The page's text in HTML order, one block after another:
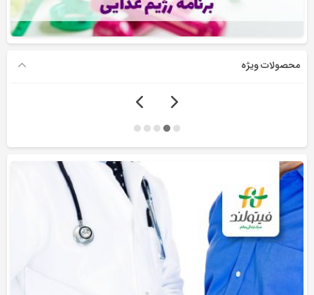
محصولات ویژه